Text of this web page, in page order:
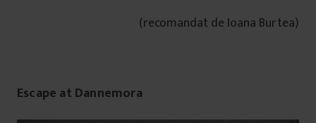
(recomandat de Ioana Burtea)
Escape at Dannemora